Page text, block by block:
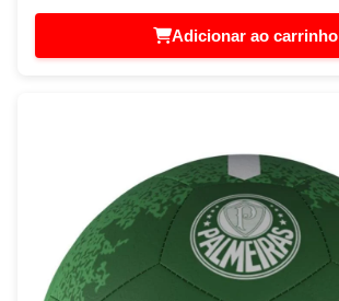
Adicionar ao carrinho